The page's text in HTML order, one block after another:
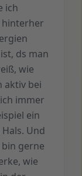
ich
hinterher
ds man
wie
aktiv bei
immer
ein
Und
gerne
wie